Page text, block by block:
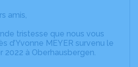
amis,
tristesse que nous vous
d’Yvonne MEYER survenu le
2022 à Oberhausbergen.